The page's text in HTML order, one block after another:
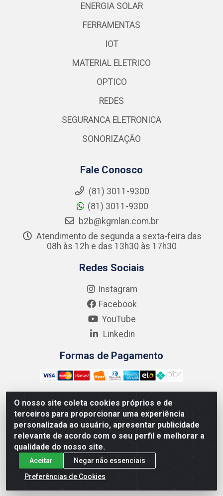
O nosso site coleta cookies próprios e de
terceiros para proporcionar uma experiência
personalizada ao usuário, apresentar publicidade
relevante de acordo com o seu perfil e melhorar a
qualidade do nosso site.
Aceitar
Negar não essenciais
Preferências de Cookies
ENERGIA SOLAR
FERRAMENTAS
IOT
MATERIAL ELETRICO
OPTICO
REDES
SEGURANCA ELETRONICA
SONORIZAÇÃO
Fale Conosco
(81) 3011-9300
(81) 3011-9300
b2b@kgmlan.com.br
Atendimento de segunda a sexta-feira das
08h às 12h e das 13h30 às 17h30
Redes Sociais
Instagram
Facebook
YouTube
Linkedin
Formas de Pagamento
Kgmlan Distribuidora LTDA - CNPJ 18.217.682/0001-54 -
Rua Pedro de Barros Cavalcante, 58 - Bultrins, Olinda/PE
- CEP 53320-110